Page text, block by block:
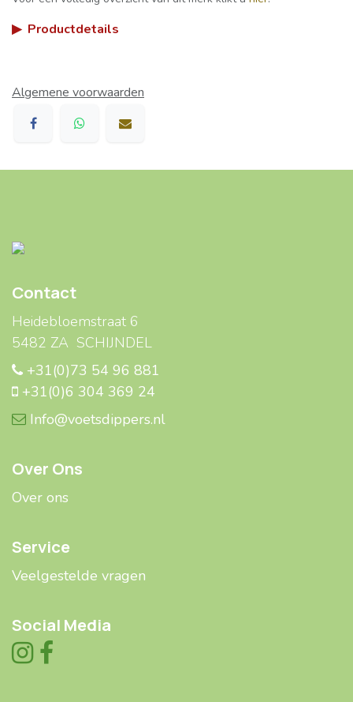
▶ Productdetails
Algemene voorwaarden
Contact
Heidebloemstraat 6
5482 ZA SCHIJNDEL
+31(0)73 54 96 881
+31(0)6 304 369 24
Info@voetsdippers.nl
Over Ons
Over ons
Service
Veelgestelde ​​vragen
Social Media